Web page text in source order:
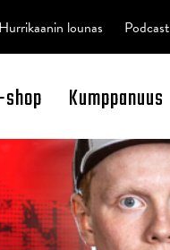
Kumppanuus
lounas Podcast